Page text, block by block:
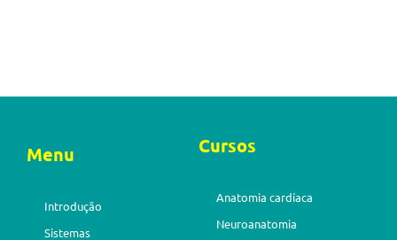
Menu
Introdução
Sistemas
Cursos
Anatomia cardíaca
Neuroanatomia